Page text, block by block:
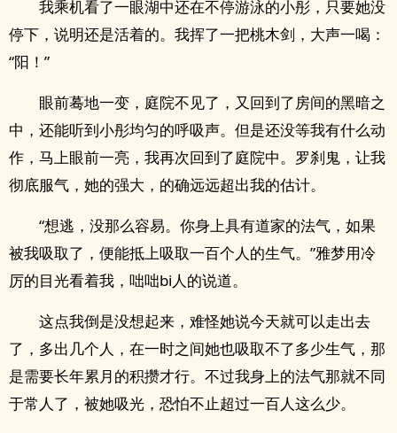
我乘机看了一眼湖中还在不停游泳的小彤，只要她没
停下，说明还是活着的。我挥了一把桃木剑，大声一喝：
“阳！”
眼前蓦地一变，庭院不见了，又回到了房间的黑暗之
中，还能听到小彤均匀的呼吸声。但是还没等我有什么动
作，马上眼前一亮，我再次回到了庭院中。罗刹鬼，让我
彻底服气，她的强大，的确远远超出我的估计。
“想逃，没那么容易。你身上具有道家的法气，如果
被我吸取了，便能抵上吸取一百个人的生气。”雅梦用冷
厉的目光看着我，咄咄bi人的说道。
这点我倒是没想起来，难怪她说今天就可以走出去
了，多出几个人，在一时之间她也吸取不了多少生气，那
是需要长年累月的积攒才行。不过我身上的法气那就不同
于常人了，被她吸光，恐怕不止超过一百人这么少。